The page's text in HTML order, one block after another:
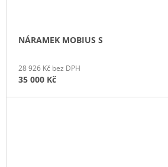
NÁRAMEK MOBIUS S
28 926 Kč bez DPH
35 000 Kč